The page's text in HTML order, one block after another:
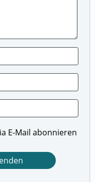
E-Mail abonnieren